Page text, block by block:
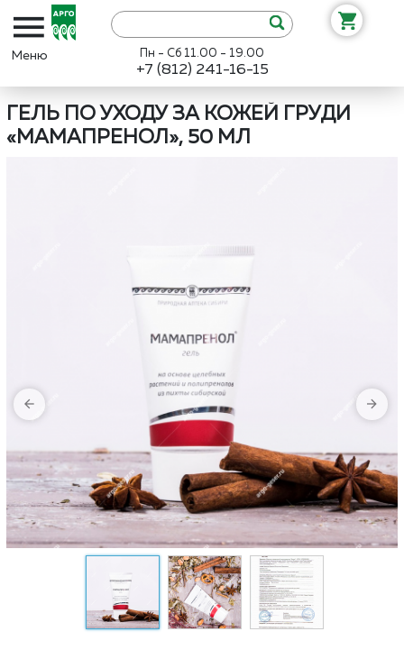
Пн - Сб 11.00 - 19.00
+7 (812) 241-16-15
ГЕЛЬ ПО УХОДУ ЗА КОЖЕЙ ГРУДИ
«МАМАПРЕНОЛ», 50 МЛ